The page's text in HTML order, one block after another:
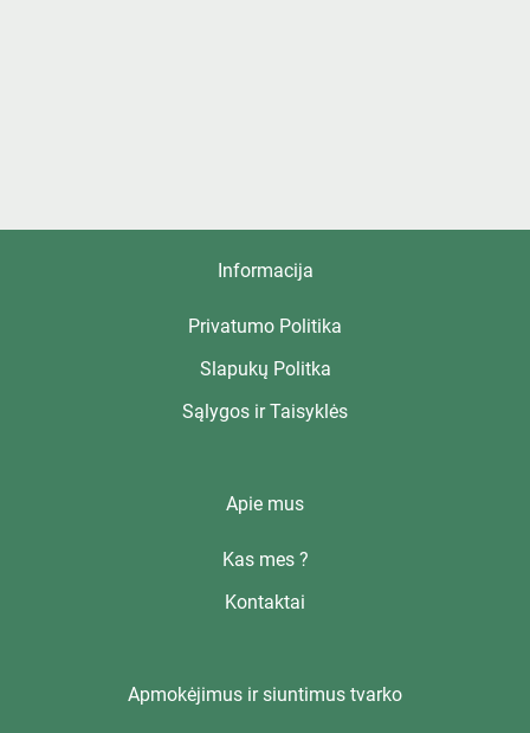
Informacija
Privatumo Politika
Slapukų Politka
Sąlygos ir Taisyklės
Apie mus
Kas mes ?
Kontaktai
Apmokėjimus ir siuntimus tvarko